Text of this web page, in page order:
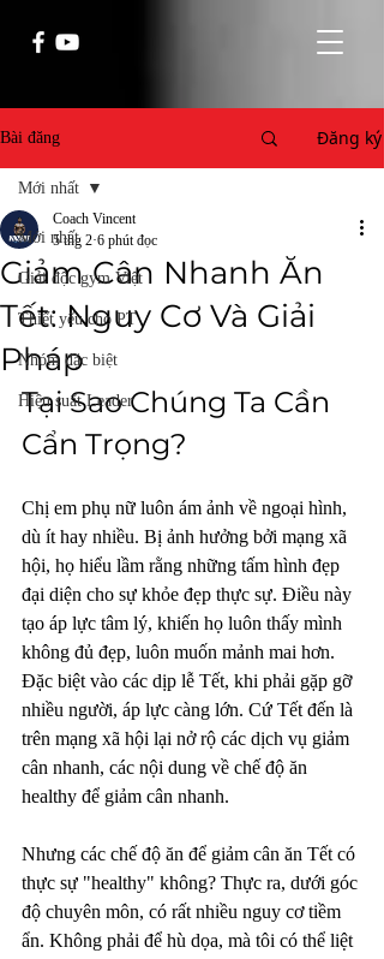
Bài đăng Đăng ký
Mới nhất
Giải độc gym Việt
Thiết yếu cho PT
Nhóm đặc biệt
Hiệu suất Leader
Mới nhất
Giảm Cân Nhanh Ăn
Tết: Nguy Cơ Và Giải
Pháp
Coach Vincent
5 thg 2 6 phút đọc
Tại Sao Chúng Ta Cần
Cẩn Trọng?
Chị em phụ nữ luôn ám ảnh về ngoại hình,
dù ít hay nhiều. Bị ảnh hưởng bởi mạng xã
hội, họ hiểu lầm rằng những tấm hình đẹp
đại diện cho sự khỏe đẹp thực sự. Điều này
tạo áp lực tâm lý, khiến họ luôn thấy mình
không đủ đẹp, luôn muốn mảnh mai hơn.
Đặc biệt vào các dịp lễ Tết, khi phải gặp gỡ
nhiều người, áp lực càng lớn. Cứ Tết đến là
trên mạng xã hội lại nở rộ các dịch vụ giảm
cân nhanh, các nội dung về chế độ ăn
healthy để giảm cân nhanh.
Nhưng các chế độ ăn để giảm cân ăn Tết có
thực sự "healthy" không? Thực ra, dưới góc
độ chuyên môn, có rất nhiều nguy cơ tiềm
ẩn. Không phải để hù dọa, mà tôi có thể liệt